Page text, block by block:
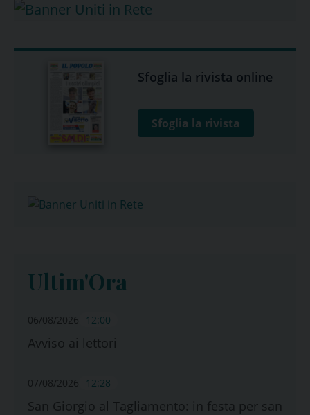
Sfoglia la rivista online
Sfoglia la rivista
Ultim'Ora
06/08/2026 12:00
Avviso ai lettori
07/08/2026 12:28
San Giorgio al Tagliamento: in festa per san